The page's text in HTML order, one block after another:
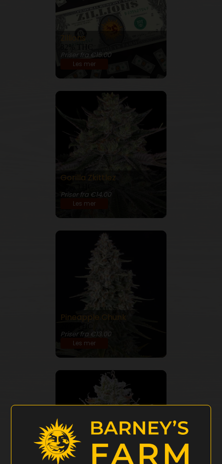
Zillions
Priser fra €15.00
Les mer
Gorilla Zkittlez
Priser fra €14.00
Les mer
Pineapple Chunk
Priser fra €13.00
Les mer
Blue Gelato 41